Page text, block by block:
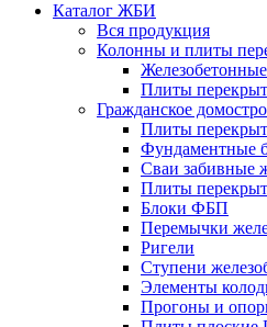
Каталог ЖБИ
Вся продукция
Колонны и плиты
Плиты
Гражданское
Плиты
Фундаментные
Сваи забивные
Плиты
Блоки ФБП
Перемычки
Ригели
Ступени
Элементы
Прогоны и